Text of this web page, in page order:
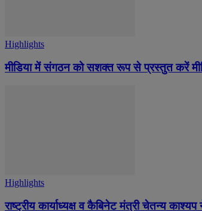
Highlights
मीडिया में संगठन को सशक्त रूप से प्रस्तुत करें
Highlights
राष्ट्रीय कार्याध्यक्ष व कैबिनेट मंत्री चेतन्य